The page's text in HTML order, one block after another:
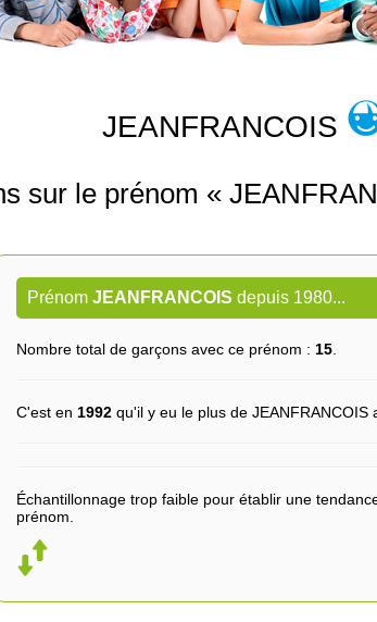
JEANFRANCOIS
sur le prénom «
Prénom JEANFRANCOIS depuis 1980...
Nombre total de garçons avec ce prénom : 15
C'est en 1992 qu'il y eu le plus de JEANFRANCOIS
Échantillonnage trop faible pour établir une
prénom.